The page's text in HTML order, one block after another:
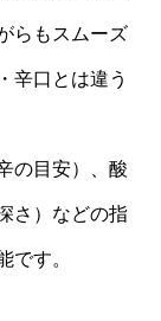
らもスムーズ
辛口とは違う
の目安）、酸
さ）などの指
です。